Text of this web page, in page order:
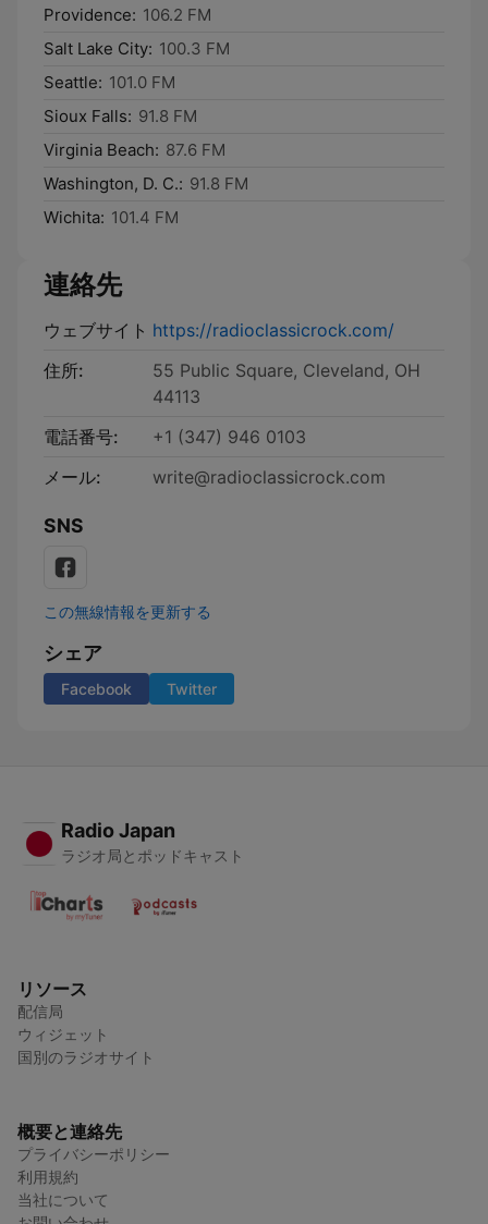
Providence: 106.2 FM
Salt Lake City: 100.3 FM
Seattle: 101.0 FM
Sioux Falls: 91.8 FM
Virginia Beach: 87.6 FM
Washington, D. C.: 91.8 FM
Wichita: 101.4 FM
連絡先
ウェブサイト https://radioclassicrock.com/
住所:
55 Public Square, Cleveland, OH
44113
電話番号:
+1 (347) 946 0103
メール:
write@radioclassicrock.com
SNS
この無線情報を更新する
シェア
Facebook Twitter
Radio Japan
ラジオ局とポッドキャスト
リソース
配信局
ウィジェット
国別のラジオサイト
概要と連絡先
プライバシーポリシー
利用規約
当社について